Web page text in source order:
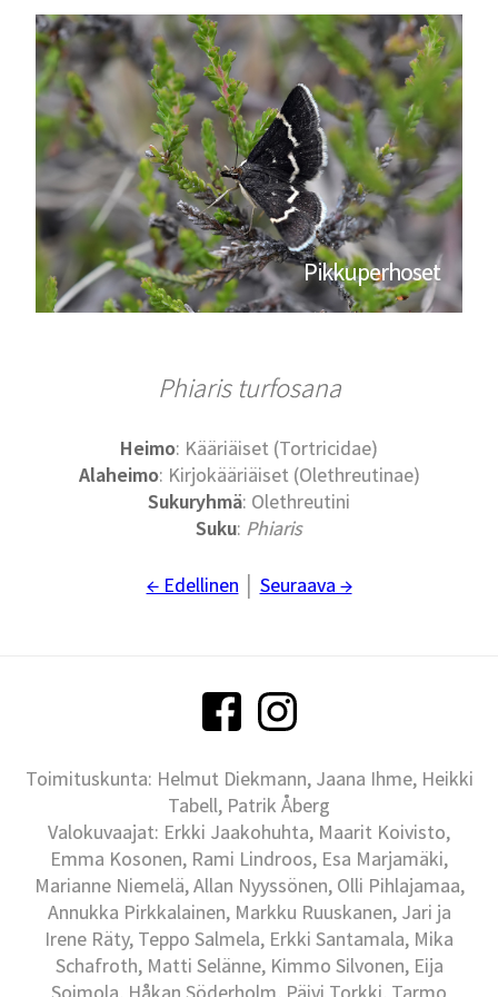
Pikkuperhoset
Phiaris turfosana
Heimo: Kääriäiset (Tortricidae)
Alaheimo: Kirjokääriäiset (Olethreutinae)
Sukuryhmä: Olethreutini
Suku: Phiaris
← Edellinen Seuraava →
Toimituskunta: Helmut Diekmann, Jaana Ihme, Heikki
Tabell, Patrik Åberg
Valokuvaajat: Erkki Jaakohuhta, Maarit Koivisto,
Emma Kosonen, Rami Lindroos, Esa Marjamäki,
Marianne Niemelä, Allan Nyyssönen, Olli Pihlajamaa,
Annukka Pirkkalainen, Markku Ruuskanen, Jari ja
Irene Räty, Teppo Salmela, Erkki Santamala, Mika
Schafroth, Matti Selänne, Kimmo Silvonen, Eija